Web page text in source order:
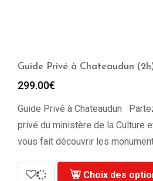
Guide Privé à Chateaudun
299.00€
Guide Privé à Chateaudun
privé du ministère de la Culture
vous fait découvrir les
Choix des